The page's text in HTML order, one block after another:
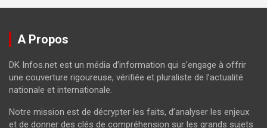
A Propos
DK Infos.net est un média d’information qui s’engage à offrir
une couverture rigoureuse, vérifiée et pluraliste de l’actualité
nationale et internationale.
Notre mission est de décrypter les faits, d’analyser les enjeux
et de donner des clés de compréhension sur les grands sujets